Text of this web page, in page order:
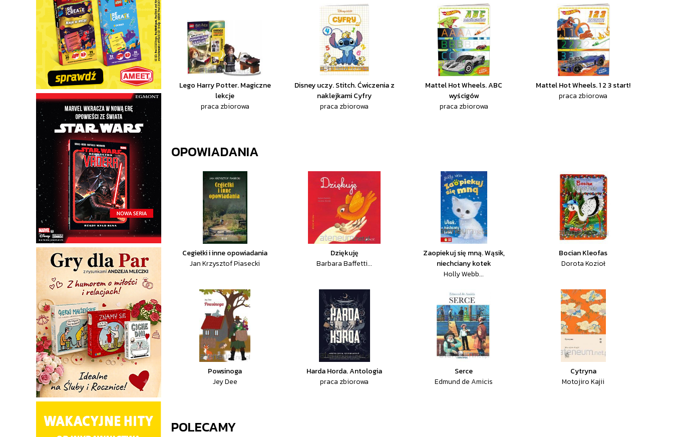
Lego Harry Potter. Magiczne
lekcje
praca zbiorowa
Disney uczy. Stitch. Ćwiczenia z
naklejkami Cyfry
praca zbiorowa
Mattel Hot Wheels. ABC
wyścigów
praca zbiorowa
Mattel Hot Wheels. 1 2 3 start!
praca zbiorowa
OPOWIADANIA
Cegiełki i inne opowiadania
Jan Krzysztof Piasecki
Dziękuję
Barbara Baffetti...
Zaopiekuj się mną. Wąsik,
niechciany kotek
Holly Webb...
Bocian Kleofas
Dorota Kozioł
Powsinoga
Jey Dee
Harda Horda. Antologia
praca zbiorowa
Serce
Edmund de Amicis
Cytryna
Motojiro Kajii
POLECAMY